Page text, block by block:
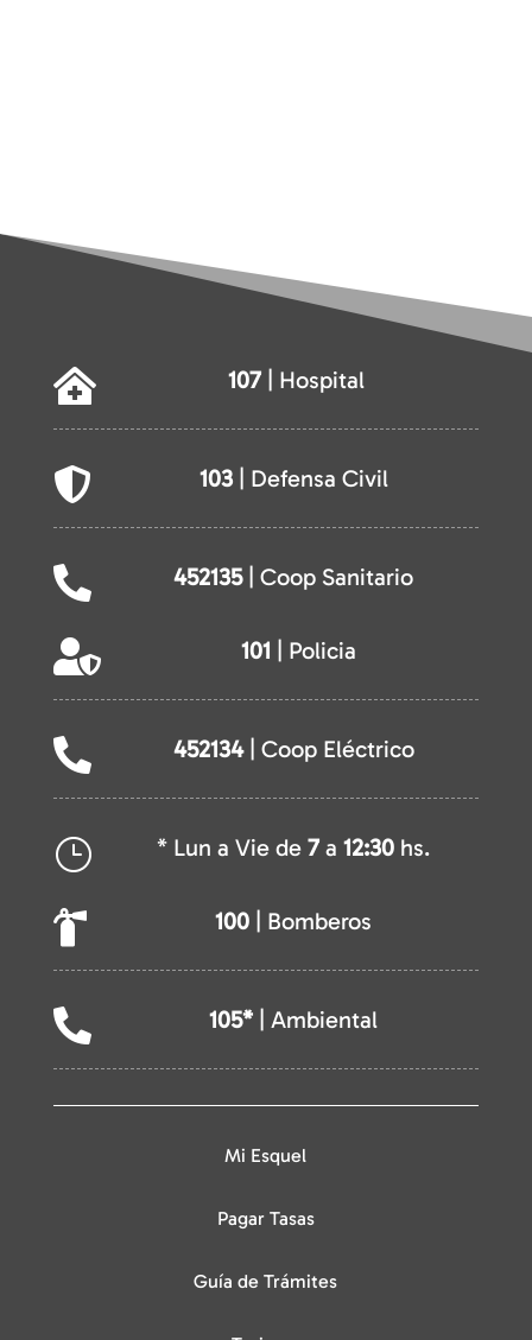
 107| Hospital
 103| Defensa Civil
 452135| Coop Sanitario
 101 | Policia
 452134| Coop Eléctrico
} * Lun a Vie de7 a12:30 hs.
 100 | Bomberos
 105* | Ambiental
Mi Esquel
Pagar Tasas
Guía de Trámites